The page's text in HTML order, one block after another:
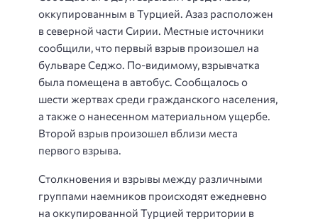
оккупированным в Турцией. Азаз расположен
в северной части Сирии. Местные источники
сообщили, что первый взрыв произошел на
бульваре Седжо. По-видимому, взрывчатка
была помещена в автобус. Сообщалось о
шести жертвах среди гражданского населения,
а также о нанесенном материальном ущербе.
Второй взрыв произошел вблизи места
первого взрыва.
Столкновения и взрывы между различными
группами наемников происходят ежедневно
на оккупированной Турцией территории в